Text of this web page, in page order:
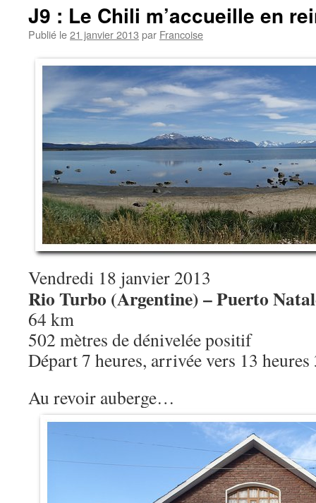
J9 : Le Chili m’accueille en
Publié le21 janvier 2013 par Francoise
Vendredi 18 janvier 2013
Rio Turbo (Argentine) – Puerto
64 km
502 mètres de dénivelée positif
Départ 7 heures, arrivée vers 13 heures
Au revoir auberge…